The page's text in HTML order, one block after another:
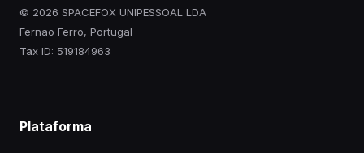
© 2026 SPACEFOX UNIPESSOAL LDA
Fernao Ferro, Portugal
Tax ID: 519184963
Plataforma